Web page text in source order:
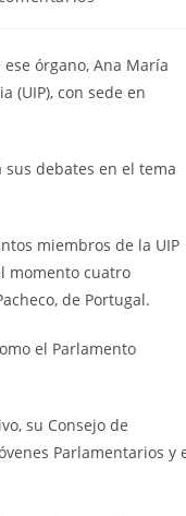
órgano, Ana María
(UIP), con sede en
debates en el tema
miembros de la UIP
momento cuatro
de Portugal.
el Parlamento
su Consejo de
Parlamentarios y